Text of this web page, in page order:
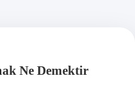
Ne Demektir